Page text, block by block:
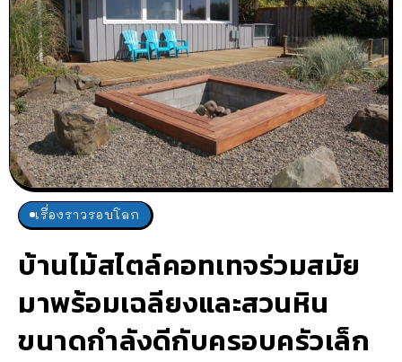
เรื่องราวรอบโลก
บ้านไม้สไตล์คอทเทจร่วมสมัย
มาพร้อมเฉลียงและสวนหิน
ขนาดกำลังดีกับครอบครัวเล็ก